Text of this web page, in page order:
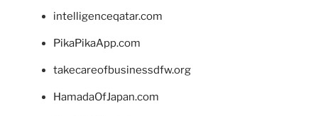
intelligenceqatar.com
PikaPikaApp.com
takecareofbusinessdfw.org
HamadaOfJapan.com